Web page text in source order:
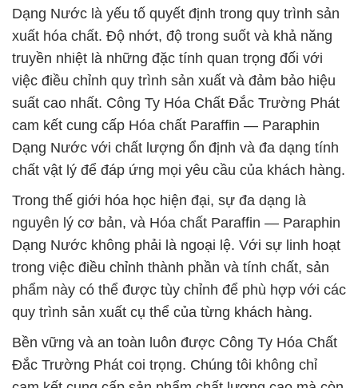
Dạng Nước là yếu tố quyết định trong quy trình sản
xuất hóa chất. Độ nhớt, độ trong suốt và khả năng
truyền nhiệt là những đặc tính quan trọng đối với
việc điều chỉnh quy trình sản xuất và đảm bảo hiệu
suất cao nhất. Công Ty Hóa Chất Đắc Trường Phát
cam kết cung cấp Hóa chất Paraffin — Paraphin
Dạng Nước với chất lượng ổn định và đa dạng tính
chất vật lý để đáp ứng mọi yêu cầu của khách hàng.
Trong thế giới hóa học hiện đại, sự đa dạng là
nguyên lý cơ bản, và Hóa chất Paraffin — Paraphin
Dạng Nước không phải là ngoại lệ. Với sự linh hoạt
trong việc điều chỉnh thành phần và tính chất, sản
phẩm này có thể được tùy chỉnh để phù hợp với các
quy trình sản xuất cụ thể của từng khách hàng.
Bền vững và an toàn luôn được Công Ty Hóa Chất
Đắc Trường Phát coi trọng. Chúng tôi không chỉ